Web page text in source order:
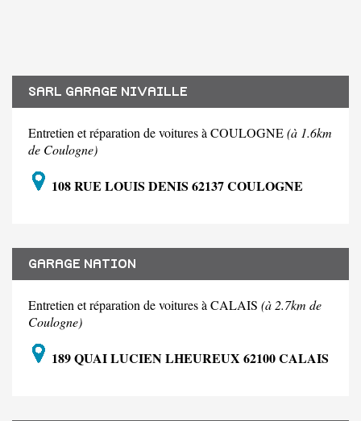
SARL GARAGE NIVAILLE
Entretien et réparation de voitures à COULOGNE(à 1.6km
de Coulogne)
108 RUE LOUIS DENIS 62137 COULOGNE
GARAGE NATION
Entretien et réparation de voitures à CALAIS (à 2.7km de
Coulogne)
189 QUAI LUCIEN LHEUREUX 62100 CALAIS